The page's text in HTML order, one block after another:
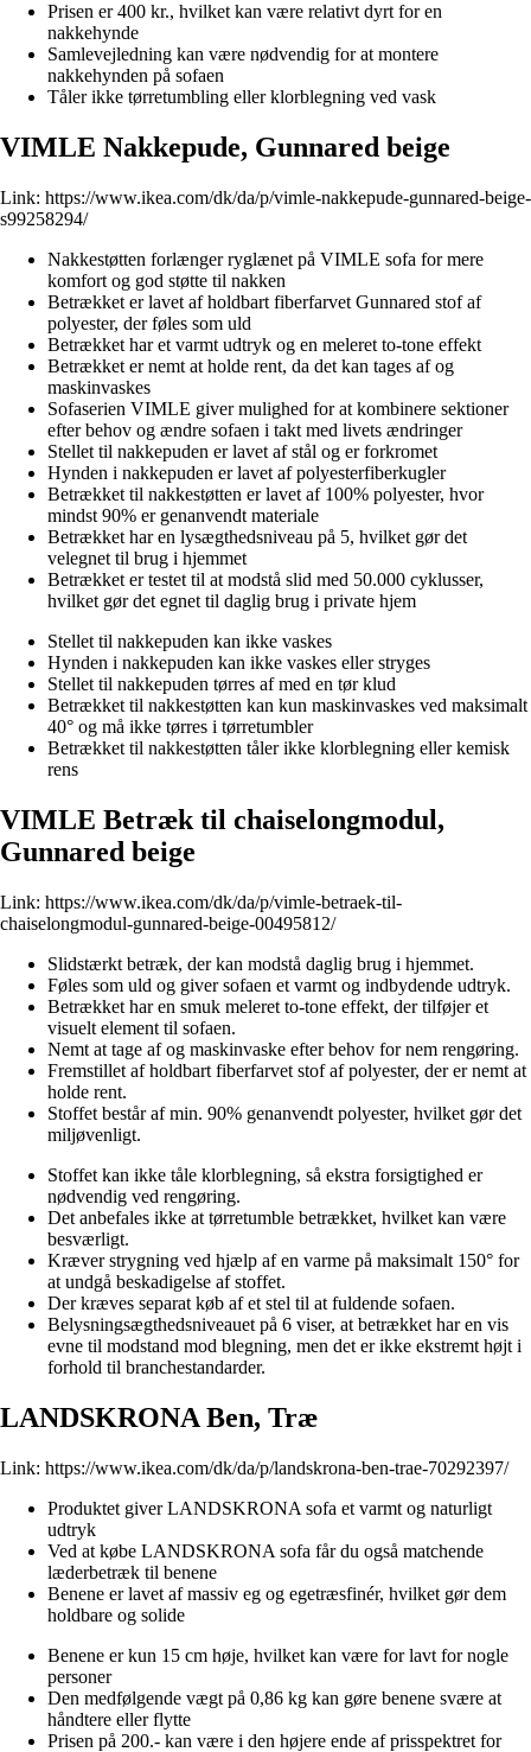
Prisen er 400 kr., hvilket kan være relativt dyrt for en
nakkehynde
Samlevejledning kan være nødvendig for at montere
nakkehynden på sofaen
Tåler ikke tørretumbling eller klorblegning ved vask
VIMLE Nakkepude, Gunnared beige
Link: https://www.ikea.com/dk/da/p/vimle-nakkepude-gunnared-beige-
s99258294/
Nakkestøtten forlænger ryglænet på VIMLE sofa for mere
komfort og god støtte til nakken
Betrækket er lavet af holdbart fiberfarvet Gunnared stof af
polyester, der føles som uld
Betrækket har et varmt udtryk og en meleret to-tone effekt
Betrækket er nemt at holde rent, da det kan tages af og
maskinvaskes
Sofaserien VIMLE giver mulighed for at kombinere sektioner
efter behov og ændre sofaen i takt med livets ændringer
Stellet til nakkepuden er lavet af stål og er forkromet
Hynden i nakkepuden er lavet af polyesterfiberkugler
Betrækket til nakkestøtten er lavet af 100% polyester, hvor
mindst 90% er genanvendt materiale
Betrækket har en lysægthedsniveau på 5, hvilket gør det
velegnet til brug i hjemmet
Betrækket er testet til at modstå slid med 50.000 cyklusser,
hvilket gør det egnet til daglig brug i private hjem
Stellet til nakkepuden kan ikke vaskes
Hynden i nakkepuden kan ikke vaskes eller stryges
Stellet til nakkepuden tørres af med en tør klud
Betrækket til nakkestøtten kan kun maskinvaskes ved maksimalt
40° og må ikke tørres i tørretumbler
Betrækket til nakkestøtten tåler ikke klorblegning eller kemisk
rens
VIMLE Betræk til chaiselongmodul,
Gunnared beige
Link: https://www.ikea.com/dk/da/p/vimle-betraek-til-
chaiselongmodul-gunnared-beige-00495812/
Slidstærkt betræk, der kan modstå daglig brug i hjemmet.
Føles som uld og giver sofaen et varmt og indbydende udtryk.
Betrækket har en smuk meleret to-tone effekt, der tilføjer et
visuelt element til sofaen.
Nemt at tage af og maskinvaske efter behov for nem rengøring.
Fremstillet af holdbart fiberfarvet stof af polyester, der er nemt at
holde rent.
Stoffet består af min. 90% genanvendt polyester, hvilket gør det
miljøvenligt.
Stoffet kan ikke tåle klorblegning, så ekstra forsigtighed er
nødvendig ved rengøring.
Det anbefales ikke at tørretumble betrækket, hvilket kan være
besværligt.
Kræver strygning ved hjælp af en varme på maksimalt 150° for
at undgå beskadigelse af stoffet.
Der kræves separat køb af et stel til at fuldende sofaen.
Belysningsægthedsniveauet på 6 viser, at betrækket har en vis
evne til modstand mod blegning, men det er ikke ekstremt højt i
forhold til branchestandarder.
LANDSKRONA Ben, Træ
Link: https://www.ikea.com/dk/da/p/landskrona-ben-trae-70292397/
Produktet giver LANDSKRONA sofa et varmt og naturligt
udtryk
Ved at købe LANDSKRONA sofa får du også matchende
læderbetræk til benene
Benene er lavet af massiv eg og egetræsfinér, hvilket gør dem
holdbare og solide
Benene er kun 15 cm høje, hvilket kan være for lavt for nogle
personer
Den medfølgende vægt på 0,86 kg kan gøre benene svære at
håndtere eller flytte
Prisen på 200.- kan være i den højere ende af prisspektret for